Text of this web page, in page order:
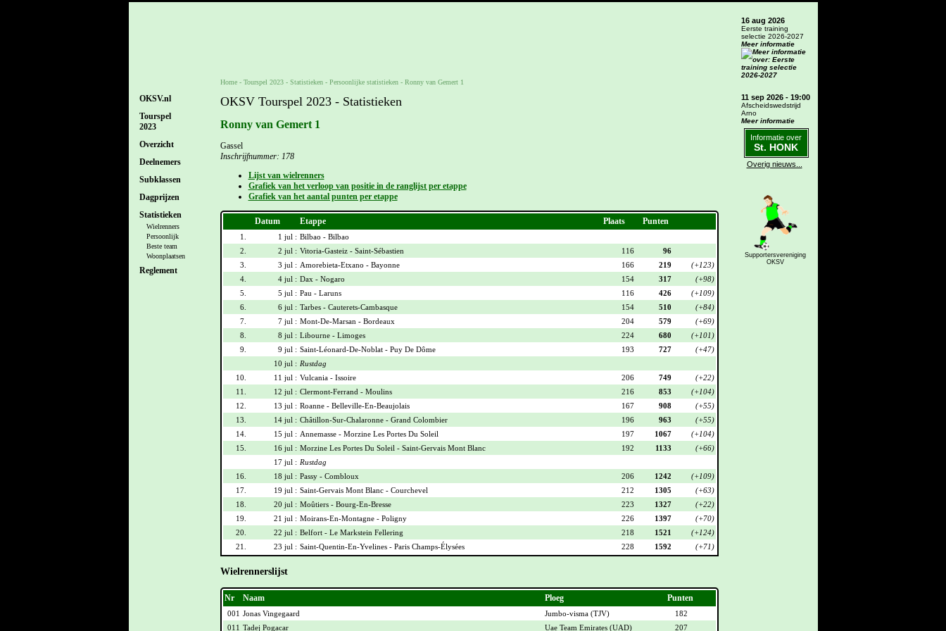
OKSV.nl
Tourspel
2023
Overzicht
Deelnemers
Subklassen
Dagprijzen
Statistieken
Wielrenners
Persoonlijk
Beste team
Woonplaatsen
Reglement
Home- Tourspel 2023- Statistieken - Persoonlijke statistieken- Ronny van Gemert 1
OKSV Tourspel 2023 - Statistieken
Ronny van Gemert 1
Gassel
Inschrijfnummer: 178
Lijst van wielrenners
Grafiek van het verloop van positie in de ranglijst per etappe
Grafiek van het aantal punten per etappe
Datum Etappe Plaats Punten
1. 1 jul : Bilbao - Bilbao
2.
2 jul : Vitoria-Gasteiz - Saint-Sébastien 116
96
3.
3 jul : Amorebieta-Etxano - Bayonne 166 219
(+123)
4.
4 jul : Dax - Nogaro 154 317
(+98)
5.
5 jul : Pau - Laruns 116 426
(+109)
6.
6 jul : Tarbes - Cauterets-Cambasque 154 510
(+84)
7.
7 jul : Mont-De-Marsan - Bordeaux 204 579
(+69)
8.
8 jul : Libourne - Limoges 224 680
(+101)
9.
9 jul : Saint-Léonard-De-Noblat - Puy De Dôme 193 727
(+47)
10 jul : Rustdag
10.
11 jul : Vulcania - Issoire 206 749
(+22)
11.
12 jul : Clermont-Ferrand - Moulins 216 853
(+104)
12.
13 jul : Roanne - Belleville-En-Beaujolais 167 908
(+55)
13.
14 jul : Châtillon-Sur-Chalaronne - Grand Colombier 196 963
(+55)
14.
15 jul : Annemasse - Morzine Les Portes Du Soleil 197 1067
(+104)
15.
16 jul : Morzine Les Portes Du Soleil - Saint-Gervais Mont Blanc 192 1133
(+66)
17 jul : Rustdag
16.
18 jul : Passy - Combloux 206 1242
(+109)
17.
19 jul : Saint-Gervais Mont Blanc - Courchevel 212 1305
(+63)
18.
20 jul : Moûtiers - Bourg-En-Bresse 223 1327
(+22)
19.
21 jul : Moirans-En-Montagne - Poligny 226 1397
(+70)
20.
22 jul : Belfort - Le Markstein Fellering 218 1521
(+124)
21.
23 jul : Saint-Quentin-En-Yvelines - Paris Champs-Élysées 228 1592 (+71)
Wielrennerslijst
Nr Naam Ploeg Punten
001 Jonas Vingegaard Jumbo-visma (TJV)
182
011 Tadej Pogacar Uae Team Emirates (UAD) 207
16 aug 2026
Eerste training
selectie 2026-2027
Meer informatie
11 sep 2026 - 19:00
Afscheidswedstrijd
Arno
Meer informatie
Informatie over
St. HONK
Overig nieuws...
Supportersvereniging
OKSV